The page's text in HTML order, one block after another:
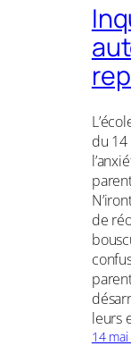
du
de
leurs
14